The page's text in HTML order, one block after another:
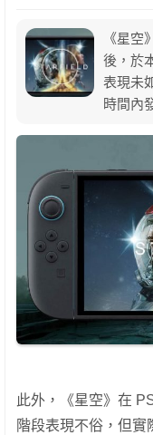
《星
後，於
表現未
時間內
此外，《星空》在
階段表現不俗，但實